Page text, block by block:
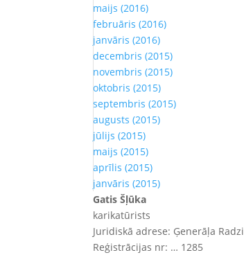
maijs (2016)
februāris (2016)
janvāris (2016)
decembris (2015)
novembris (2015)
oktobris (2015)
septembris (2015)
augusts (2015)
jūlijs (2015)
maijs (2015)
aprīlis (2015)
janvāris (2015)
Gatis Šļūka
karikatūrists
Juridiskā adrese: Ģenerāļa
Reģistrācijas nr: … 1285